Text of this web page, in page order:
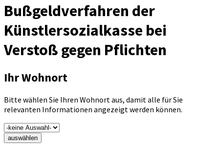
Bußgeldverfahren der
Künstlersozialkasse bei
Verstoß gegen Pflichten
Ihr Wohnort
Bitte wählen Sie Ihren Wohnort aus, damit alle für Sie
relevanten Informationen angezeigt werden können.
auswählen